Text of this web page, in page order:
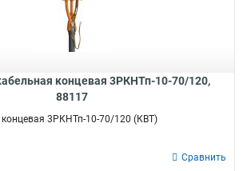
концевая 3РКНТп-10-70/120,
88117
3РКНТп-10-70/120 (КВТ)
Сравнить